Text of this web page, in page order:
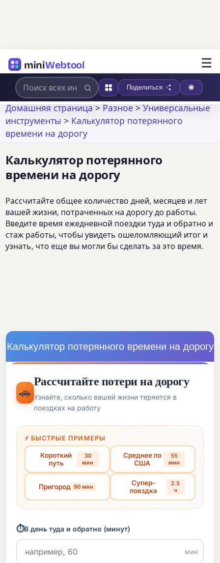
miniWebtool ☰
Поделиться
Домашняя страница>Разное>Универсальные
инструменты > Калькулятор потерянного
времени на дорогу
Калькулятор потерянного
времени на дорогу
Рассчитайте общее количество дней, месяцев и лет
вашей жизни, потраченных на дорогу до работы.
Введите время ежедневной поездки туда и обратно и
стаж работы, чтобы увидеть ошеломляющий итог и
узнать, что еще вы могли бы сделать за это время.
Калькулятор потерянного времени на дорогу
🚗
Рассчитайте потери на дорогу
Узнайте, сколько вашей жизни теряется в
поездках на работу
⚡ БЫСТРЫЕ ПРИМЕРЫ
Короткий
путь
30
мин
Среднее по
США
55
мин
Пригород 90 мин
Супер-
поездка
2.5
ч
⏱️В день туда и обратно (минут)
мин